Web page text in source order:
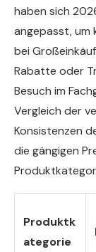
haben sich
angepasst, um
bei
Rabatte oder
Besuch im
Vergleich der
Konsistenzen
die gängigen
Produktk
ategorie